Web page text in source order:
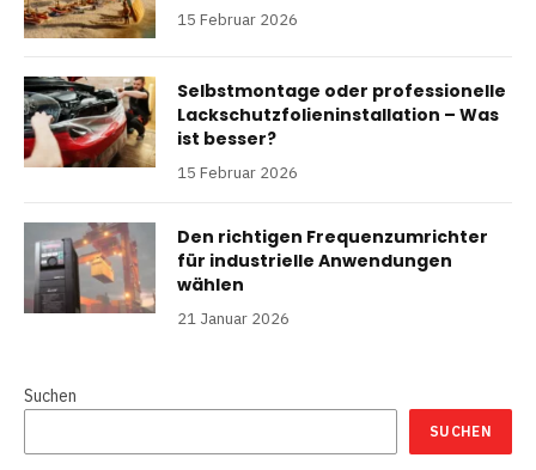
15 Februar 2026
Selbstmontage oder professionelle
Lackschutzfolieninstallation – Was
ist besser?
15 Februar 2026
Den richtigen Frequenzumrichter
für industrielle Anwendungen
wählen
21 Januar 2026
Suchen
SUCHEN